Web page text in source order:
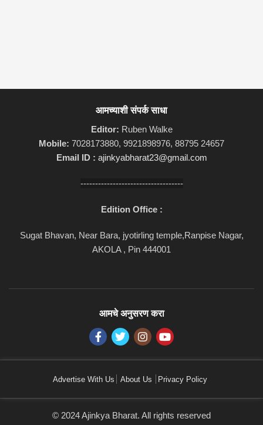
आमच्याशी संपर्क साधा
Editor: Ruben Walke
Mobile: 7028173880, 9921898976, 88795 24657
Email ID : ajinkyabharat23@gmail.com
-----------------------------------
Edition Office :
Sugat Bhavan, Near Bara, jyotirling temple,Ranpise Nagar,
AKOLA , Pin 444001
आमचे अनुसरण करा
Advertise With Us About Us Privacy Policy
© 2024 Ajinkya Bharat. All rights reserved